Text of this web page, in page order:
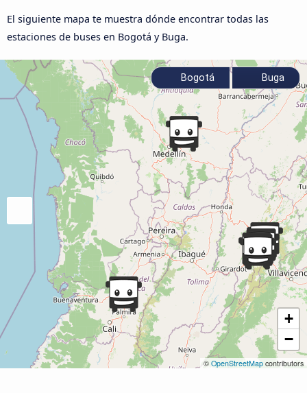
El siguiente mapa te muestra dónde encontrar todas las
estaciones de buses en Bogotá y Buga.
+
−
© OpenStreetMap contributors
Bogotá Buga